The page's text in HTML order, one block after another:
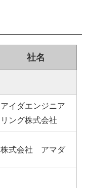
社名
アイダエンジニア
リング株式会社
株式会社 アマダ